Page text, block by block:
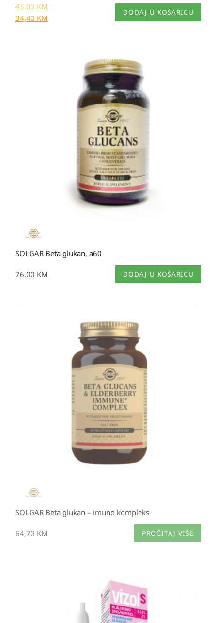
43,00KM
34,40 KM
DODAJ U KOŠARICU
SOLGAR Beta glukan, a60
76,00 KM DODAJ U KOŠARICU
SOLGAR Beta glukan – imuno kompleks
64,70 KM PROČITAJ VIŠE